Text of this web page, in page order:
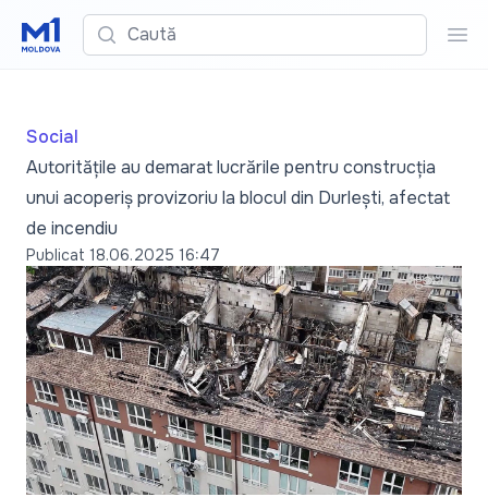
Caută
Social
Autoritățile au demarat lucrările pentru construcția
unui acoperiș provizoriu la blocul din Durlești, afectat
de incendiu
Publicat 18.06.2025 16:47